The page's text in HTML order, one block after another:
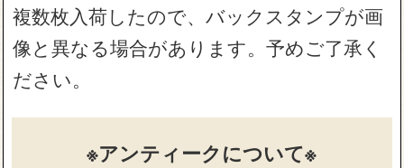
複数枚入荷したので、バックスタンプが画
像と異なる場合があります。予めご了承く
ださい。
※アンティークについて※